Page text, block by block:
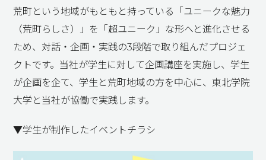
荒町という地域がもともと持っている「ユニークな魅力
（荒町らしさ）」を「超ユニーク」な形へと進化させる
ため、対話・企画・実践の3段階で取り組んだプロジェ
クトです。当社が学生に対して企画講座を実施し、学生
が企画を企て、学生と荒町地域の方を中心に、東北学院
大学と当社が協働で実践します。
▼学生が制作したイベントチラシ